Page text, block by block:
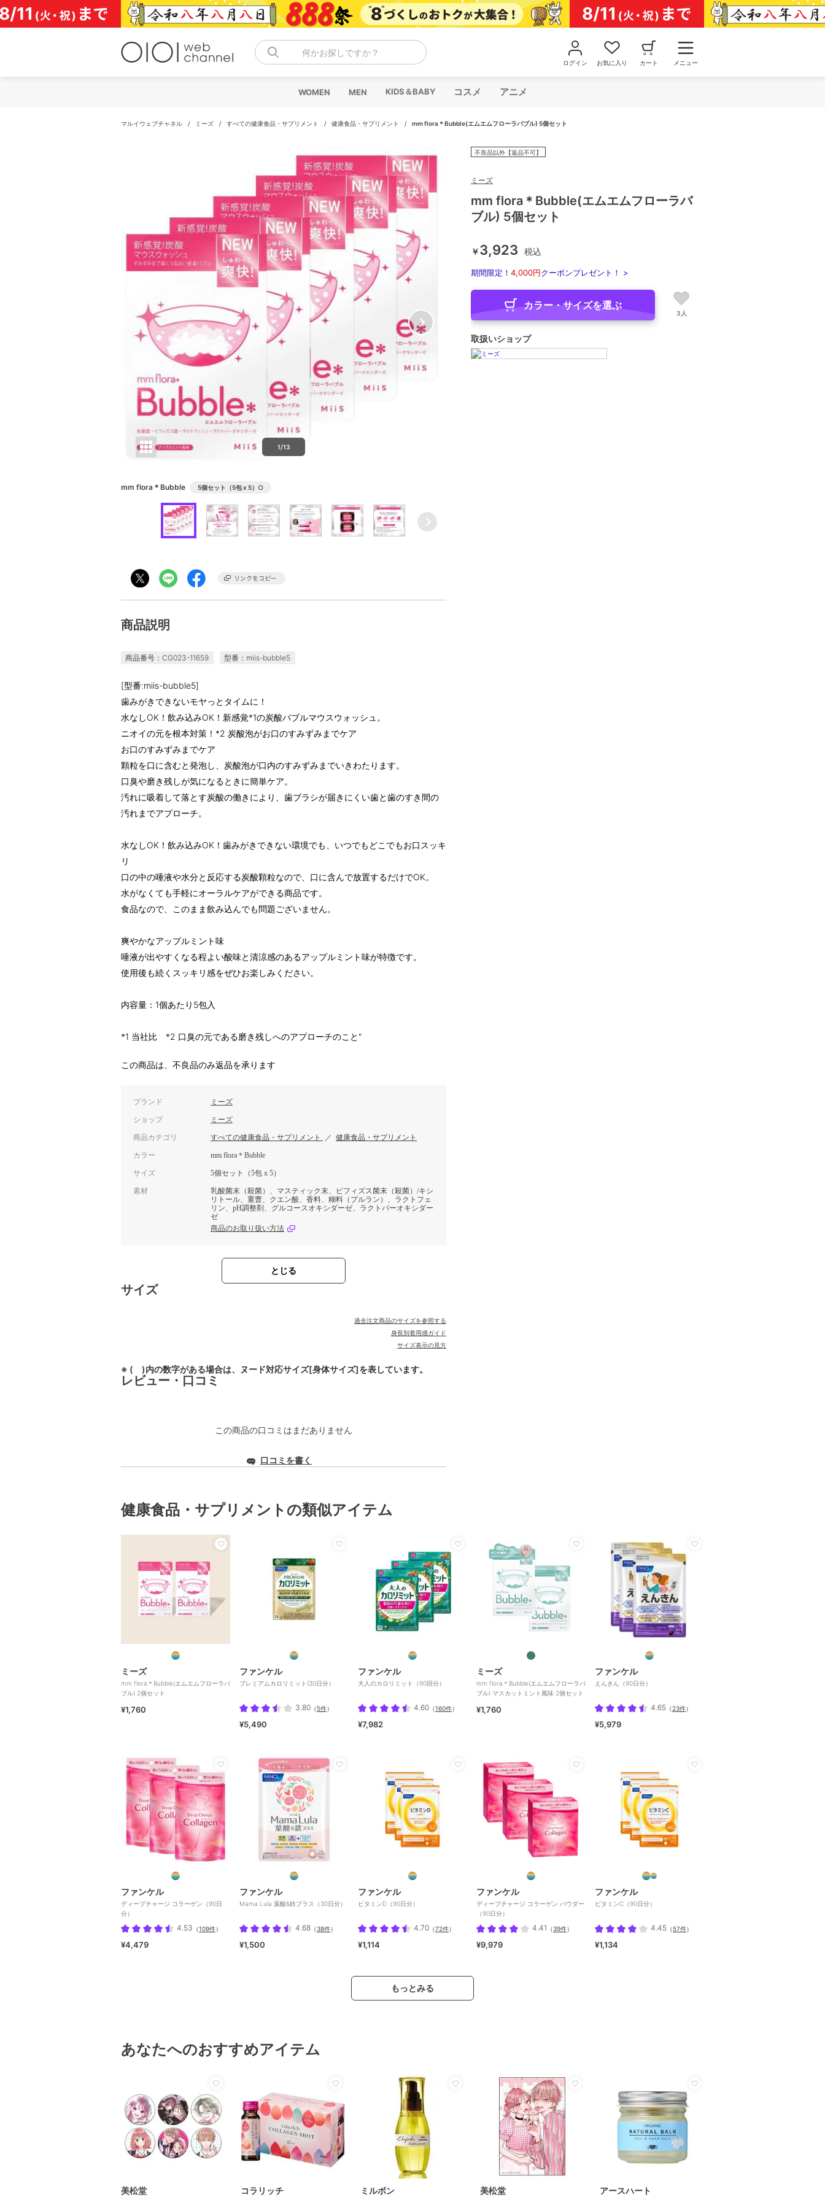
コ
ン
テ
何かお探しですか？
ログイン お気に入り カート メニュー
WOMEN MEN KIDS＆BABY コスメ アニメ
マルイウェブチャネル / ミーズ / すべての健康食品・サプリメント / 健康食品・サプリメント / mm flora＊Bubble(エムエムフローラバブル) 5個セット
1/13
mm flora＊Bubble 5個セット（5包 x 5） ○
商品説明
商品番号：CG023-11659 型番：miis-bubble5
[型番:miis-bubble5]
歯みがきできないモヤっとタイムに！
水なしOK！飲み込みOK！新感覚*1の炭酸バブルマウスウォッシュ。
ニオイの元を根本対策！*2 炭酸泡がお口のすみずみまでケア
お口のすみずみまでケア
顆粒を口に含むと発泡し、炭酸泡が口内のすみずみまでいきわたります。
口臭や磨き残しが気になるときに簡単ケア。
汚れに吸着して落とす炭酸の働きにより、歯ブラシが届きにくい歯と歯のすき間の
汚れまでアプローチ。
水なしOK！飲み込みOK！歯みがきできない環境でも、いつでもどこでもお口スッキ
リ
口の中の唾液や水分と反応する炭酸顆粒なので、口に含んで放置するだけでOK。
水がなくても手軽にオーラルケアができる商品です。
食品なので、このまま飲み込んでも問題ございません。
爽やかなアップルミント味
唾液が出やすくなる程よい酸味と清涼感のあるアップルミント味が特徴です。
使用後も続くスッキリ感をぜひお楽しみください。
内容量：1個あたり5包入
*1 当社比 *2 口臭の元である磨き残しへのアプローチのこと"
この商品は、不良品のみ返品を承ります
ブランド ミーズ
ショップ ミーズ
商品カテゴリ すべての健康食品・サプリメント ／ 健康食品・サプリメント
カラー mm flora＊Bubble
サイズ 5個セット（5包 x 5）
素材
乳酸菌末（殺菌）、マスティック末、ビフィズス菌末（殺菌）/キシ
リトール、重曹、クエン酸、香料、糊料（プルラン）、ラクトフェ
リン、pH調整剤、グルコースオキシダーゼ、ラクトパーオキシダー
ゼ
商品のお取り扱い方法
とじる
サイズ
過去注文商品のサイズを参照する
身長別着用感ガイド
サイズ表示の見方
※ ( )内の数字がある場合は、ヌード対応サイズ[身体サイズ]を表しています。
レビュー・口コミ
この商品の口コミはまだありません
口コミを書く
不良品以外【返品不可】
ミーズ
mm flora＊Bubble(エムエムフローラバ
ブル) 5個セット
￥3,923 税込
期間限定！ 4,000円クーポンプレゼント！ >
カラー・サイズを選ぶ
3人
取扱いショップ
健康食品・サプリメントの類似アイテム
ミーズ
mm flora＊Bubble(エムエムフローラバ
ブル) 2個セット
¥1,760
ファンケル
プレミアムカロリミット(30日分）
3.80 （5件）
¥5,490
ファンケル
大人のカロリミット（90回分）
4.60 （160件）
¥7,982
ミーズ
mm flora＊Bubble(エムエムフローラバ
ブル) マスカットミント風味 2個セット
¥1,760
ファンケル
えんきん（90日分）
4.65 （23件）
¥5,979
ファンケル
ディープチャージ コラーゲン（90日
分）
4.53 （109件）
¥4,479
ファンケル
Mama Lula 葉酸&鉄プラス（30日分）
4.68 （38件）
¥1,500
ファンケル
ビタミンD（90日分）
4.70 （72件）
¥1,114
ファンケル
ディープチャージ コラーゲン パウダー
（90日分）
4.41 （39件）
¥9,979
ファンケル
ビタミンC（90日分）
4.45 （57件）
¥1,134
もっとみる
あなたへのおすすめアイテム
美松堂 コラリッチ ミルボン 美松堂 アースハート